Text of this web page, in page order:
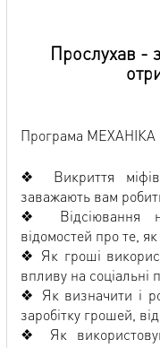
Прослухав -
Програма
❖ Викриття міфів
заважають вам
❖ Відсіювання
відомостей про те,
❖ Як гроші
впливу на соціальні
❖ Як визначити і
заробітку грошей,
❖ Як